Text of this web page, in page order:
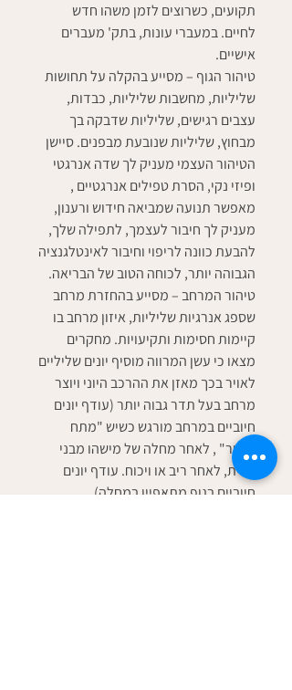
תקועים, כשרוצים לזמן משהו חדש
לחיים. במעברי עונות, בתק' מעברים
אישיים.
טיהור הגוף – מסייע בהקלה על תחושות
שליליות, מחשבות שליליות, כבדות,
עצבים רגישים, שליליות שדבקה בך
מבחוץ, שליליות שנובעת מבפנים. סיישן
הטיהור העצמי מעניק לך שדה אנרגטי
ופיזי נקי, הסרת טפילים אנרגטיים ,
מאפשר תנועה שמביאה חידוש ורענון,
מעניק לך חיבור לעצמך, לתפילה שלך,
להבעת כוונה לריפוי וחיבור לאינטלגנציה
הגבוהה יותר, לכוחה הטוב של הבריאה.
טיהור המרחב– מסייע בהחזרת מרחב
שספג אנרגיות שליליות, איזון מרחב בו
קיימות חסימות ותקיעויות. מחקרים
מצאו כי עשן המרווה מוסיף יונים שליליים
לאויר בכך מאזן את ההרכב היוני ויוצר
מרחב בעל תדר גבוה יותר (עודף יונים
חיוביים במרחב מורגש כשיש "מתח
באויר" , לאחר מחלה של מישהו מבני
הבית, לאחר ריב או ויכוח. עודף יונים
חיוביים בגוף מתאפיין במחלה).